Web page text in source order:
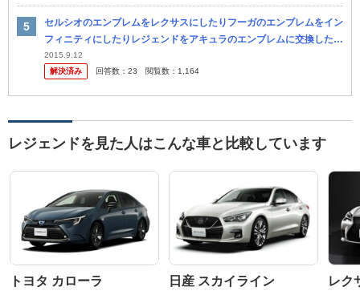
セルシオのエンブレムをレクサスにしたりフーガのエンブレムをイン
フィニティにしたりレジェンドをアキュラのエンブレムに交換したり
する車をよく見ます。 あれって恥ずかしくないんでしょう か？ 私
な...
2015.9.12
解決済み
回答数： 23 閲覧数： 1,164
レジェンドを見た人はこんな車と比較しています
トヨタ カローラ 日産 スカイライン レク